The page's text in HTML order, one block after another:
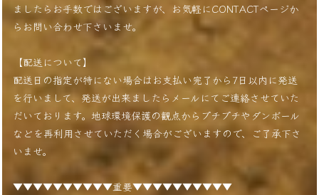
ましたらお手数ではございますが、お気軽にCONTACTページか
らお問い合わせ下さいませ。
【配送について】
配送日の指定が特にない場合はお支払い完了から7日以内に発送
を行いまして、発送が出来ましたらメールにてご連絡させていた
だいております。地球環境保護の観点からプチプチやダンボール
などを再利用させていただく場合がございますので、ご了承下さ
いませ。
▼▼▼▼▼▼▼▼▼▼重要▼▼▼▼▼▼▼▼▼▼